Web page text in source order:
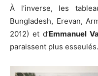
À l’inverse, les
Bungladesh, Erevan,
2012) et d’Emmanuel
paraissent plus